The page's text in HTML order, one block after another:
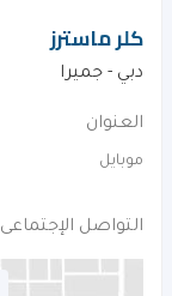
كلر ماسترز
دبي - جميرا
العنوان
موبايل
التواصل الإجتماعى